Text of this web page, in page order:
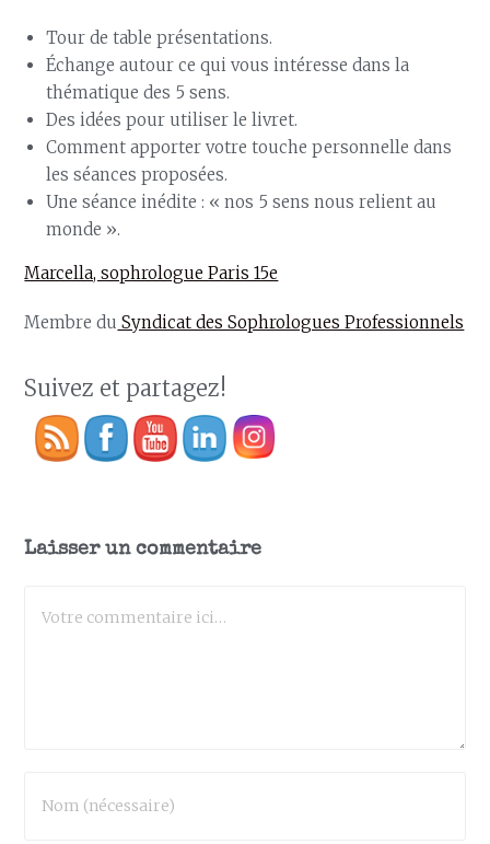
Tour de table présentations.
Échange autour ce qui vous intéresse dans la
thématique des 5 sens.
Des idées pour utiliser le livret.
Comment apporter votre touche personnelle dans
les séances proposées.
Une séance inédite : « nos 5 sens nous relient au
monde ».
Marcella, sophrologue Paris 15e
Membre du Syndicat des Sophrologues Professionnels
Suivez et partagez!
Laisser un commentaire